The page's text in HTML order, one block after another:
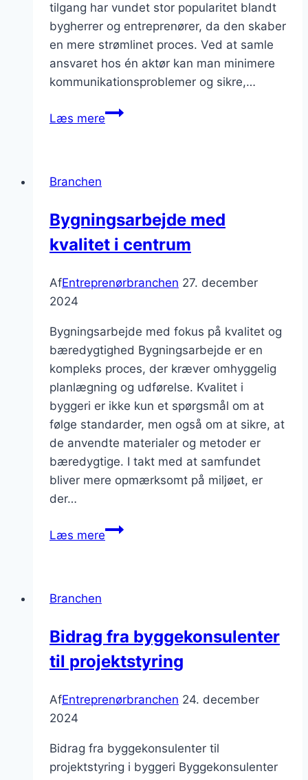
tilgang har vundet stor popularitet blandt
bygherrer og entreprenører, da den skaber
en mere strømlinet proces. Ved at samle
ansvaret hos én aktør kan man minimere
kommunikationsproblemer og sikre,…
Læs mereTotalentreprise:
Branchen
Bygningsarbejde med
kvalitet i centrum
AfEntreprenørbranchen 27. december
2024
Bygningsarbejde med fokus på kvalitet og
bæredygtighed Bygningsarbejde er en
kompleks proces, der kræver omhyggelig
planlægning og udførelse. Kvalitet i
byggeri er ikke kun et spørgsmål om at
følge standarder, men også om at sikre, at
de anvendte materialer og metoder er
bæredygtige. I takt med at samfundet
bliver mere opmærksomt på miljøet, er
der…
Læs mereBygningsarbejde
Branchen
Bidrag fra byggekonsulenter
til projektstyring
AfEntreprenørbranchen 24. december
2024
Bidrag fra byggekonsulenter til
projektstyring i byggeri Byggekonsulenter